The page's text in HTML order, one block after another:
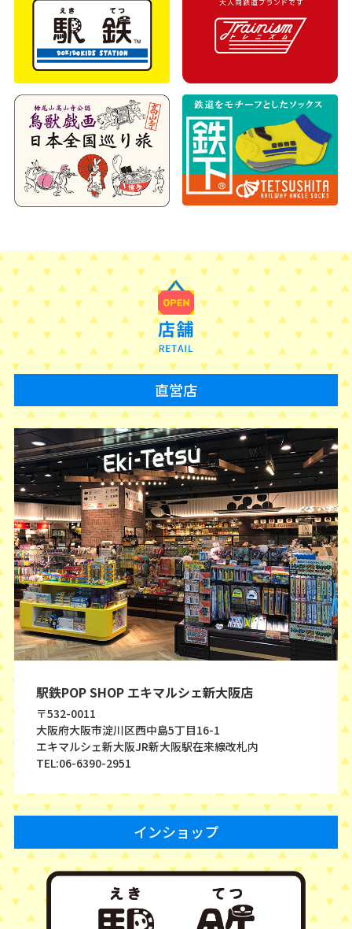
直営店
駅鉄POP SHOP エキマルシェ新大阪店
〒532-0011
大阪府大阪市淀川区西中島5丁目16-1
エキマルシェ新大阪JR新大阪駅在来線改札内
TEL:06-6390-2951
インショップ